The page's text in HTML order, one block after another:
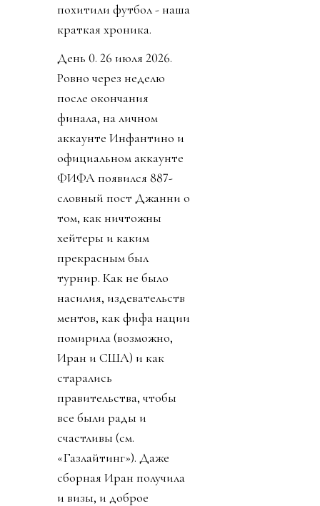
похитили футбол - наша
краткая хроника.
День 0. 26 июля 2026.
Ровно через неделю
после окончания
финала, на личном
аккаунте Инфантино и
официальном аккаунте
ФИФА появился 887-
словный пост Джанни о
том, как ничтожны
хейтеры и каким
прекрасным был
турнир. Как не было
насилия, издевательств
ментов, как фифа нации
помирила (возможно,
Иран и США) и как
старались
правительства, чтобы
все были рады и
счастливы (см.
«Газлайтинг»). Даже
сборная Иран получила
и визы, и доброе